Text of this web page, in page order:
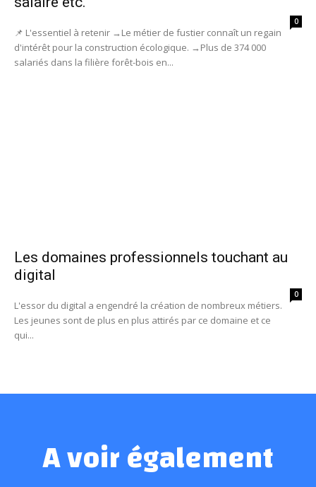
0
📌 L'essentiel à retenir →Le métier de fustier connaît un regain
d'intérêt pour la construction écologique. →Plus de 374 000
salariés dans la filière forêt-bois en...
Les domaines professionnels touchant au
digital
0
L'essor du digital a engendré la création de nombreux métiers.
Les jeunes sont de plus en plus attirés par ce domaine et ce
qui...
A voir également